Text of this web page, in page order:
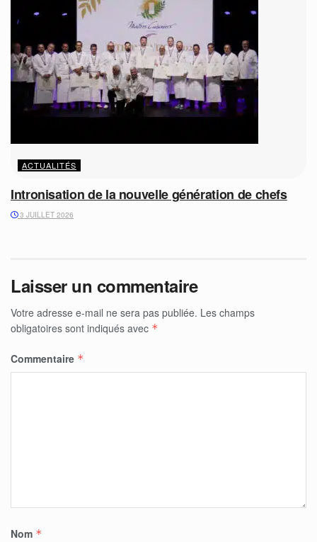
ACTUALITÉS
Intronisation de la nouvelle génération de chefs
3 JUILLET 2026
Laisser un commentaire
Votre adresse e-mail ne sera pas publiée. Les champs
obligatoires sont indiqués avec *
Commentaire *
Nom *